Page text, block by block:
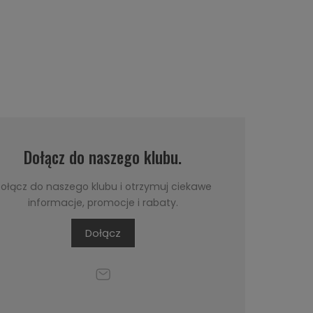
Dołącz do naszego klubu.
do naszego klubu i otrzymuj ciekawe
informacje, promocje i rabaty.
Dołącz